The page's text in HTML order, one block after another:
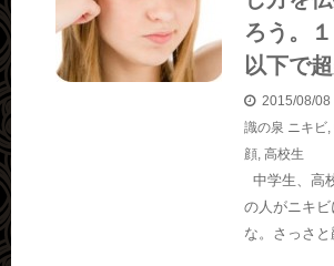
ろう。
以下で超
2015/08/08
識の泉 ニキビ,
顔, 高校生
中学生、高
の人がニキ
な。さっさ